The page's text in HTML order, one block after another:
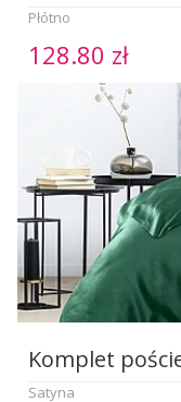
Płótno
128.80 zł
Komplet
Satyna